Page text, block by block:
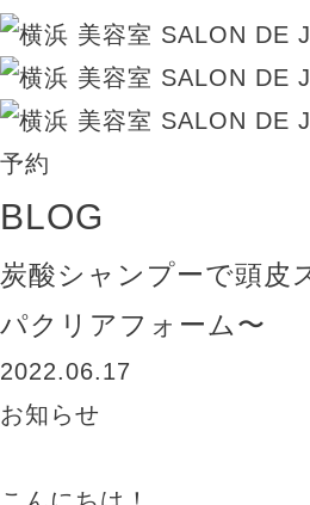
BLOG
炭酸シャンプーで頭皮
パクリアフォーム〜
2022.06.17
お知らせ